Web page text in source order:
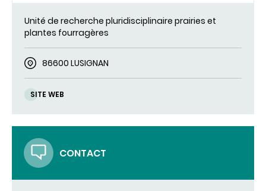
Unité de recherche pluridisciplinaire prairies et
plantes fourragères
86600 LUSIGNAN
SITE WEB
CONTACT